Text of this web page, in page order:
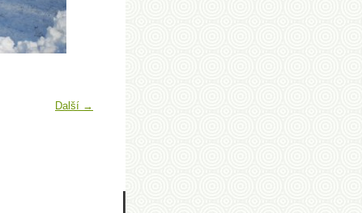
Další →